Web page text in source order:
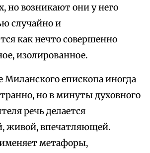
но возникают они у него
случайно и
как нечто совершенно
изолированное.
Миланского епископа иногда
но в минуты духовного
речь делается
живой, впечатляющей.
метафоры,